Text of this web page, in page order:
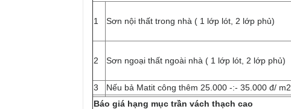
1 Sơn nội thất trong nhà ( 1 lớp lót, 2 lớp phủ)
2 Sơn ngoại thất ngoài nhà ( 1 lớp lót, 2 lớp phủ)
3
Nếu bả Matit công thêm 25.000 -:- 35.000 đ/ m2
Báo giá hạng mục trần vách thạch cao